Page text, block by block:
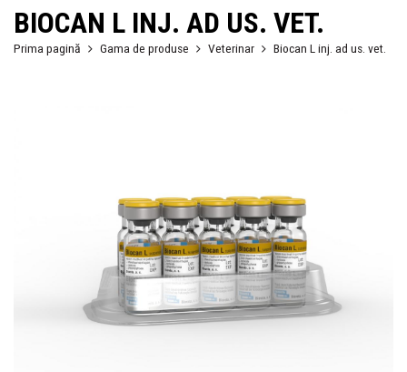
BIOCAN L INJ. AD US. VET.
Prima pagină Gama de produse Veterinar Biocan L inj. ad us. vet.